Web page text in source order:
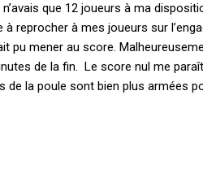
que 12 joueurs à ma
reprocher à mes joueurs sur
pu mener au score.
de la fin. Le score nul me
de la poule sont bien plus armées